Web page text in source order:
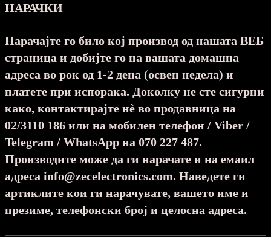
НАРАЧКИ
Нарачајте го било кој производ од нашата ВЕБ
страница и добијте го на вашата домашна
адреса во рок од 1-2 дена (освен недела) и
платете при испорака. Доколку не сте сигурни
како, контактирајте нѐ во продавница на
02/3110 186 или на мобилен телефон / Viber /
Telegram / WhatsApp на 070 227 487.
Производите може да ги нарачате и на емаил
адреса info@zecelectronics.com. Наведете ги
артиклите кои ги нарачувате, вашето име и
презиме, телефонски број и целосна адреса.